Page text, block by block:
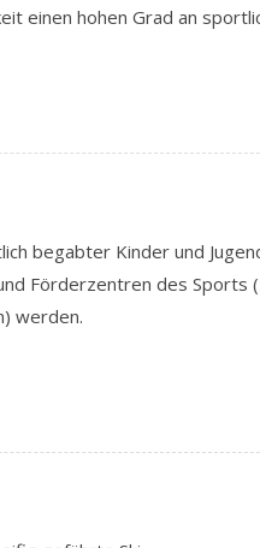
einen hohen Grad an
begabter Kinder und
Förderzentren des Sports
werden.